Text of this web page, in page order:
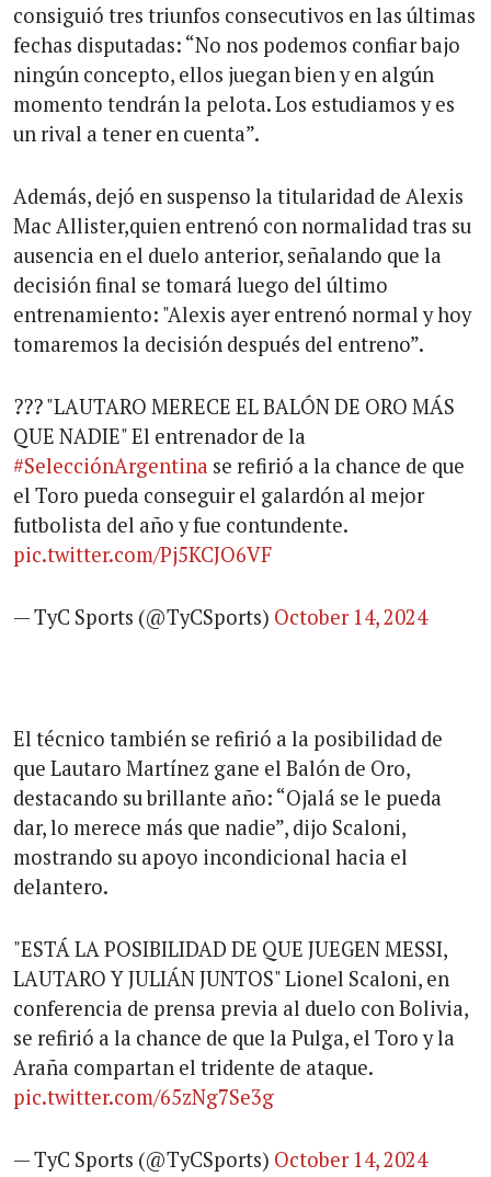
consiguió tres triunfos consecutivos en las últimas
fechas disputadas: “No nos podemos confiar bajo
ningún concepto, ellos juegan bien y en algún
momento tendrán la pelota. Los estudiamos y es
un rival a tener en cuenta”.
Además, dejó en suspenso la titularidad de Alexis
Mac Allister,quien entrenó con normalidad tras su
ausencia en el duelo anterior, señalando que la
decisión final se tomará luego del último
entrenamiento: "Alexis ayer entrenó normal y hoy
tomaremos la decisión después del entreno”.
??? "LAUTARO MERECE EL BALÓN DE ORO MÁS
QUE NADIE" El entrenador de la
#SelecciónArgentina se refirió a la chance de que
el Toro pueda conseguir el galardón al mejor
futbolista del año y fue contundente.
pic.twitter.com/Pj5KCJO6VF
— TyC Sports (@TyCSports) October 14, 2024
El técnico también se refirió a la posibilidad de
que Lautaro Martínez gane el Balón de Oro,
destacando su brillante año: “Ojalá se le pueda
dar, lo merece más que nadie”, dijo Scaloni,
mostrando su apoyo incondicional hacia el
delantero.
"ESTÁ LA POSIBILIDAD DE QUE JUEGEN MESSI,
LAUTARO Y JULIÁN JUNTOS" Lionel Scaloni, en
conferencia de prensa previa al duelo con Bolivia,
se refirió a la chance de que la Pulga, el Toro y la
Araña compartan el tridente de ataque.
pic.twitter.com/65zNg7Se3g
— TyC Sports (@TyCSports) October 14, 2024